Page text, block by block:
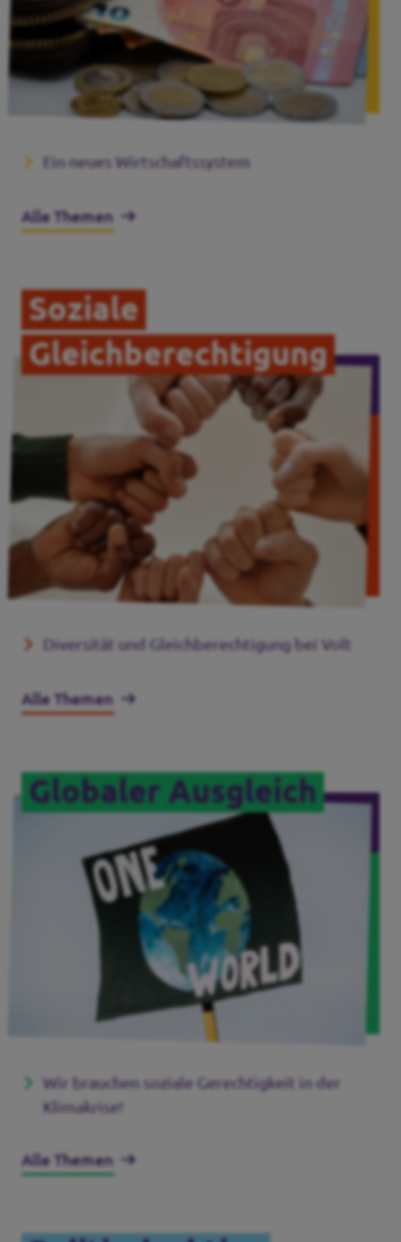
Ein neues Wirtschaftssystem
Alle Themen
Soziale
Gleichberechtigung
Diversität und Gleichberechtigung bei Volt
Alle Themen
Globaler Ausgleich
Wir brauchen soziale Gerechtigkeit in der
Klimakrise!
Alle Themen